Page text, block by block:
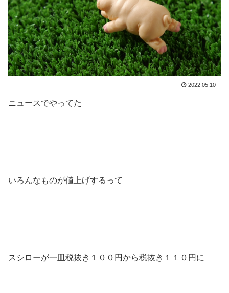
2022.05.10
ニュースでやってた
いろんなものが値上げするって
スシローが一皿税抜き１００円から税抜き１１０円に